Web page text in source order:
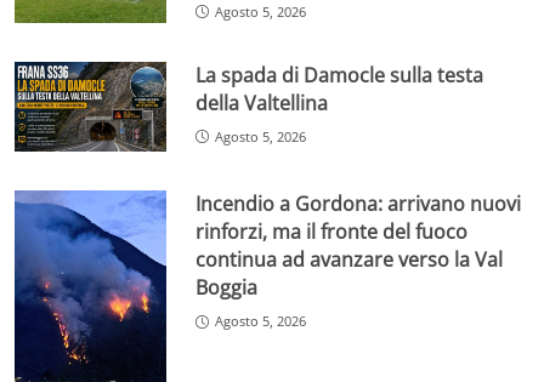
Agosto 5, 2026
La spada di Damocle sulla testa
della Valtellina
Agosto 5, 2026
Incendio a Gordona: arrivano nuovi
rinforzi, ma il fronte del fuoco
continua ad avanzare verso la Val
Boggia
Agosto 5, 2026